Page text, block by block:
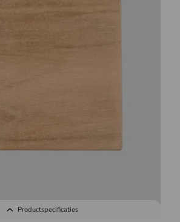
Productspecificaties